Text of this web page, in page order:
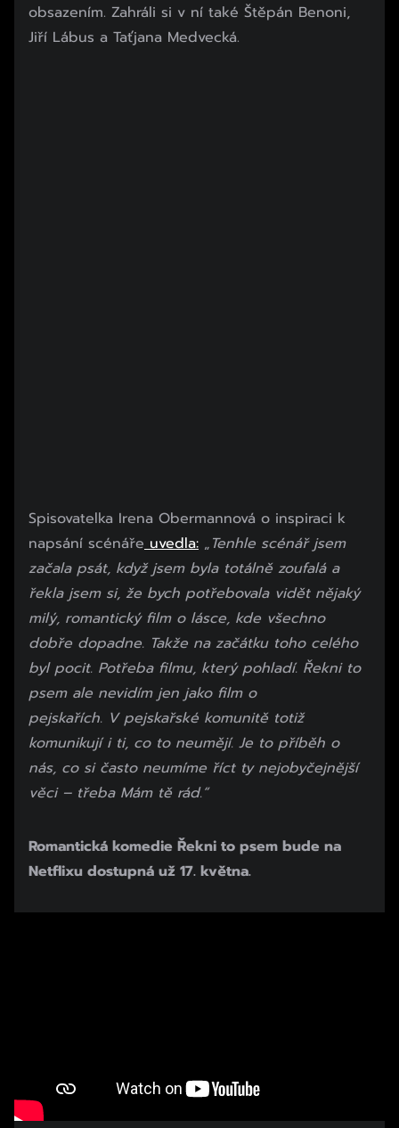
obsazením. Zahráli si v ní také Štěpán Benoni,
Jiří Lábus a Taťjana Medvecká.
Spisovatelka Irena Obermannová o inspiraci k
napsání scénáře uvedla: „Tenhle scénář jsem
začala psát, když jsem byla totálně zoufalá a
řekla jsem si, že bych potřebovala vidět nějaký
milý, romantický film o lásce, kde všechno
dobře dopadne. Takže na začátku toho celého
byl pocit. Potřeba filmu, který pohladí. Řekni to
psem ale nevidím jen jako film o
pejskařích. V pejskařské komunitě totiž
komunikují i ti, co to neumějí. Je to příběh o
nás, co si často neumíme říct ty nejobyčejnější
věci – třeba Mám tě rád.“
Romantická komedie Řekni to psem bude na
Netflixu dostupná už 17. května.